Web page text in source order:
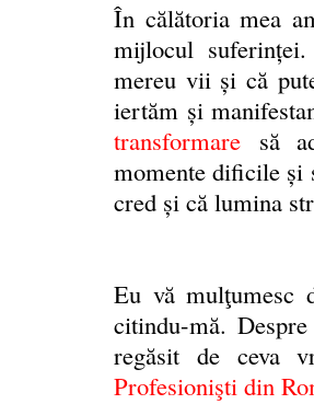
În călătoria mea
mijlocul
mereu vii și că
iertăm și
transformare să
momente dificile și
cred și că lumina
Eu vă
citindu-mă. Despre
regăsit de ceva
Profesionişti din